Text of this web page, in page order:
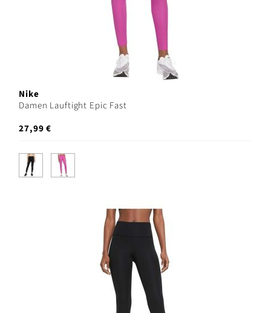
Nike
Damen Lauftight Epic Fast
27,99 €